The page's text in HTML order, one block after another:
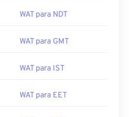
WAT para NDT
WAT para GMT
WAT para IST
WAT para EET